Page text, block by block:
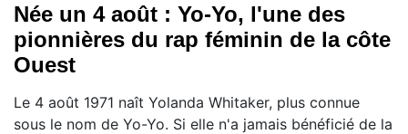
Née un 4 août : Yo-Yo, l'une des
pionnières du rap féminin de la côte
Ouest
Le 4 août 1971 naît Yolanda Whitaker, plus connue
sous le nom de Yo-Yo. Si elle n'a jamais bénéficié de la